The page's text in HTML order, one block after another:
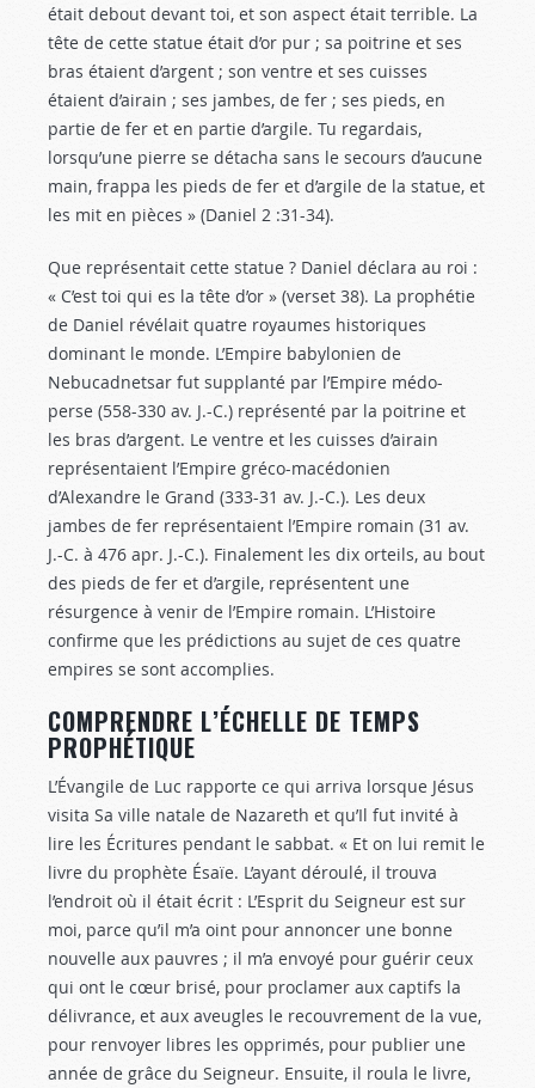
était debout devant toi, et son aspect était terrible. La
tête de cette statue était d’or pur ; sa poitrine et ses
bras étaient d’argent ; son ventre et ses cuisses
étaient d’airain ; ses jambes, de fer ; ses pieds, en
partie de fer et en partie d’argile. Tu regardais,
lorsqu’une pierre se détacha sans le secours d’aucune
main, frappa les pieds de fer et d’argile de la statue, et
les mit en pièces » (Daniel 2 :31-34).
Que représentait cette statue ? Daniel déclara au roi :
« C’est toi qui es la tête d’or » (verset 38). La prophétie
de Daniel révélait quatre royaumes historiques
dominant le monde. L’Empire babylonien de
Nebucadnetsar fut supplanté par l’Empire médo-
perse (558-330 av. J.-C.) représenté par la poitrine et
les bras d’argent. Le ventre et les cuisses d’airain
représentaient l’Empire gréco-macédonien
d’Alexandre le Grand (333-31 av. J.-C.). Les deux
jambes de fer représentaient l’Empire romain (31 av.
J.-C. à 476 apr. J.-C.). Finalement les dix orteils, au bout
des pieds de fer et d’argile, représentent une
résurgence à venir de l’Empire romain. L’Histoire
confirme que les prédictions au sujet de ces quatre
empires se sont accomplies.
COMPRENDRE L’ÉCHELLE DE TEMPS
PROPHÉTIQUE
L’Évangile de Luc rapporte ce qui arriva lorsque Jésus
visita Sa ville natale de Nazareth et qu’Il fut invité à
lire les Écritures pendant le sabbat. « Et on lui remit le
livre du prophète Ésaïe. L’ayant déroulé, il trouva
l’endroit où il était écrit : L’Esprit du Seigneur est sur
moi, parce qu’il m’a oint pour annoncer une bonne
nouvelle aux pauvres ; il m’a envoyé pour guérir ceux
qui ont le cœur brisé, pour proclamer aux captifs la
délivrance, et aux aveugles le recouvrement de la vue,
pour renvoyer libres les opprimés, pour publier une
année de grâce du Seigneur. Ensuite, il roula le livre,